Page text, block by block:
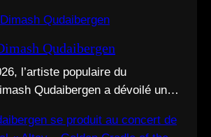
de soi à travers l’acte d’être
Qudaibergen
l’artiste populaire du
Qudaibergen a dévoilé une
de la chanson
Aqerke sur sa chaîne